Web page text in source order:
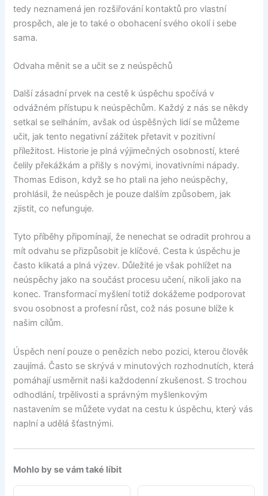
tedy neznamená jen rozšiřování kontaktů pro vlastní
prospěch, ale je to také o obohacení svého okolí i sebe
sama.
Odvaha měnit se a učit se z neúspěchů
Další zásadní prvek na cestě k úspěchu spočívá v
odvážném přístupu k neúspěchům. Každý z nás se někdy
setkal se selháním, avšak od úspěšných lidí se můžeme
učit, jak tento negativní zážitek přetavit v pozitivní
příležitost. Historie je plná výjimečných osobností, které
čelily překážkám a přišly s novými, inovativními nápady.
Thomas Edison, když se ho ptali na jeho neúspěchy,
prohlásil, že neúspěch je pouze dalším způsobem, jak
zjistit, co nefunguje.
Tyto příběhy připomínají, že nenechat se odradit prohrou a
mít odvahu se přizpůsobit je klíčové. Cesta k úspěchu je
často klikatá a plná výzev. Důležité je však pohlížet na
neúspěchy jako na součást procesu učení, nikoli jako na
konec. Transformací myšlení totiž dokážeme podporovat
svou osobnost a profesní růst, což nás posune blíže k
našim cílům.
Úspěch není pouze o penězích nebo pozici, kterou člověk
zaujímá. Často se skrývá v minutových rozhodnutích, která
pomáhají usměrnit naši každodenní zkušenost. S trochou
odhodlání, trpělivosti a správným myšlenkovým
nastavením se můžete vydat na cestu k úspěchu, který vás
naplní a udělá šťastnými.
Mohlo by se vám také líbit